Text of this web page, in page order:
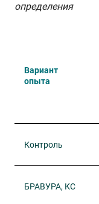
определения
Вариант
опыта
Контроль
БРАВУРА, КС